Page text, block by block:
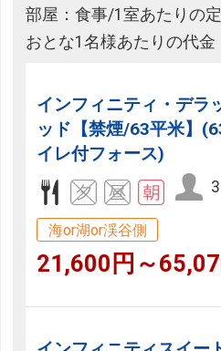
部屋：食事/1室あたりの
おとな1名様あたりの代金
インフィニティ・デラ
ッド【禁煙/63平米】
イレ付フォース)
海or湖or渓谷側
21,600円～